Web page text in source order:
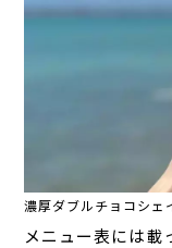
濃厚ダブルチョコシェ
メニュー表には載